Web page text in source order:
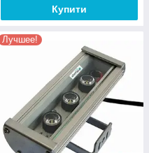
Купити
Лучшее!